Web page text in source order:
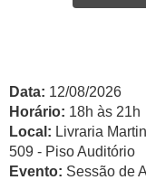
Data: 12/08/2026
Horário: 18h às 21h
Local: Livraria
509 - Piso Auditório
Evento: Sessão de